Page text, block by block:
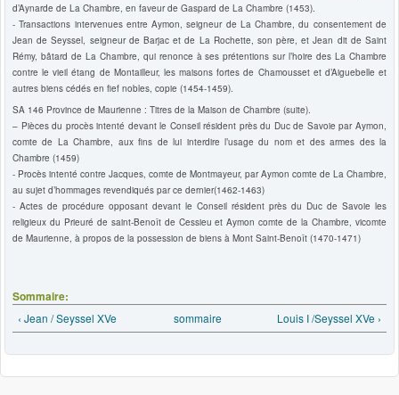
d’Aynarde de La Chambre, en faveur de Gaspard de La Chambre (1453).
- Transactions intervenues entre Aymon, seigneur de La Chambre, du consentement de
Jean de Seyssel, seigneur de Barjac et de La Rochette, son père, et Jean dit de Saint
Rémy, bâtard de La Chambre, qui renonce à ses prétentions sur l’hoire des La Chambre
contre le vieil étang de Montailleur, les maisons fortes de Chamousset et d’Aiguebelle et
autres biens cédés en fief nobles, copie (1454-1459).
SA 146 Province de Maurienne : Titres de la Maison de Chambre (suite).
– Pièces du procès intenté devant le Conseil résident près du Duc de Savoie par Aymon,
comte de La Chambre, aux fins de lui interdire l’usage du nom et des armes des la
Chambre (1459)
- Procès intenté contre Jacques, comte de Montmayeur, par Aymon comte de La Chambre,
au sujet d’hommages revendiqués par ce dernier(1462-1463)
- Actes de procédure opposant devant le Conseil résident près du Duc de Savoie les
religieux du Prieuré de saint-Benoît de Cessieu et Aymon comte de la Chambre, vicomte
de Maurienne, à propos de la possession de biens à Mont Saint-Benoît (1470-1471)
Sommaire:
‹ Jean / Seyssel XVe sommaire Louis I /Seyssel XVe ›